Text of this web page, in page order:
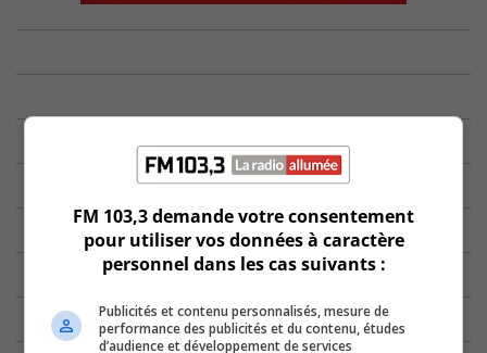
FM 103,3 demande votre consentement
pour utiliser vos données à caractère
personnel dans les cas suivants :
Publicités et contenu personnalisés, mesure de
performance des publicités et du contenu, études
d’audience et développement de services